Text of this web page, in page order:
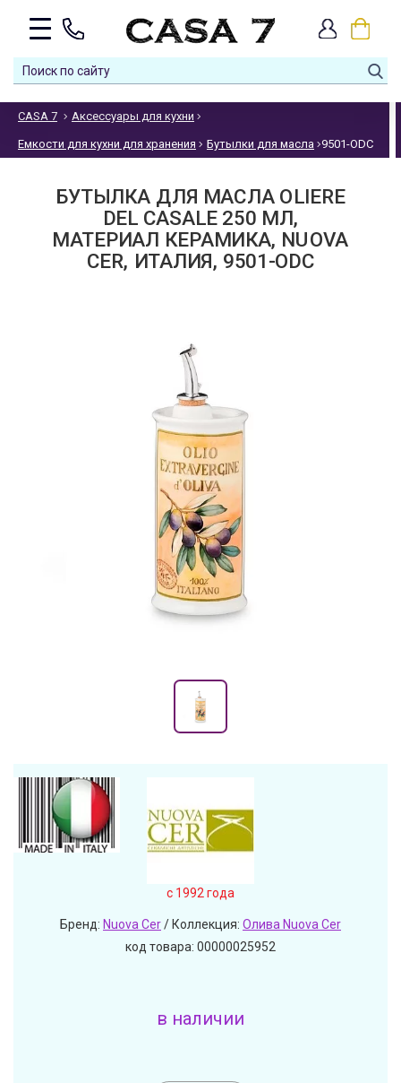
CASA 7 Аксессуары для кухни
Емкости для кухни для хранения Бутылки для масла 9501-ODC
БУТЫЛКА ДЛЯ МАСЛА OLIERE
DEL CASALE 250 МЛ,
МАТЕРИАЛ КЕРАМИКА, NUOVA
CER, ИТАЛИЯ, 9501-ODC
c 1992 года
Бренд: Nuova Cer/ Коллекция: Олива Nuova Cer
код товара: 00000025952
в наличии